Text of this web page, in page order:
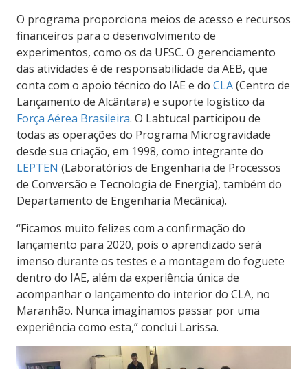
O programa proporciona meios de acesso e recursos
financeiros para o desenvolvimento de
experimentos, como os da UFSC. O gerenciamento
das atividades é de responsabilidade da AEB, que
conta com o apoio técnico do IAE e do CLA(Centro de
Lançamento de Alcântara) e suporte logístico da
Força Aérea Brasileira. O Labtucal participou de
todas as operações do Programa Microgravidade
desde sua criação, em 1998, como integrante do
LEPTEN (Laboratórios de Engenharia de Processos
de Conversão e Tecnologia de Energia), também do
Departamento de Engenharia Mecânica).
“Ficamos muito felizes com a confirmação do
lançamento para 2020, pois o aprendizado será
imenso durante os testes e a montagem do foguete
dentro do IAE, além da experiência única de
acompanhar o lançamento do interior do CLA, no
Maranhão. Nunca imaginamos passar por uma
experiência como esta,” conclui Larissa.